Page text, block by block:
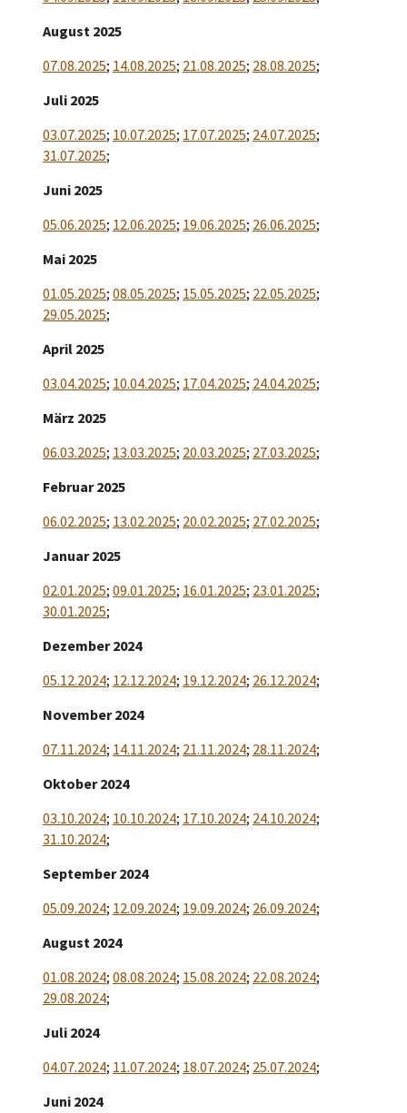
August 2025
07.08.2025; 14.08.2025; 21.08.2025; 28.08.2025;
Juli 2025
03.07.2025; 10.07.2025; 17.07.2025; 24.07.2025;
31.07.2025;
Juni 2025
05.06.2025; 12.06.2025; 19.06.2025; 26.06.2025;
Mai 2025
01.05.2025; 08.05.2025; 15.05.2025; 22.05.2025;
29.05.2025;
April 2025
03.04.2025; 10.04.2025; 17.04.2025; 24.04.2025;
März 2025
06.03.2025; 13.03.2025; 20.03.2025; 27.03.2025;
Februar 2025
06.02.2025; 13.02.2025; 20.02.2025; 27.02.2025;
Januar 2025
02.01.2025; 09.01.2025; 16.01.2025; 23.01.2025;
30.01.2025;
Dezember 2024
05.12.2024; 12.12.2024; 19.12.2024; 26.12.2024;
November 2024
07.11.2024; 14.11.2024; 21.11.2024; 28.11.2024;
Oktober 2024
03.10.2024; 10.10.2024; 17.10.2024; 24.10.2024;
31.10.2024;
September 2024
05.09.2024; 12.09.2024; 19.09.2024; 26.09.2024;
August 2024
01.08.2024; 08.08.2024; 15.08.2024; 22.08.2024;
29.08.2024;
Juli 2024
04.07.2024; 11.07.2024; 18.07.2024; 25.07.2024;
Juni 2024